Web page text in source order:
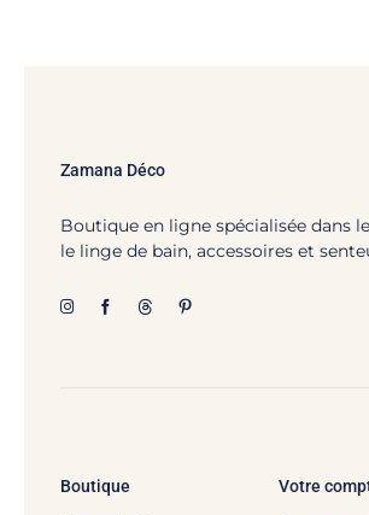
Zamana Déco
Boutique en ligne spécialisée dans
le linge de bain, accessoires et
Boutique Votre